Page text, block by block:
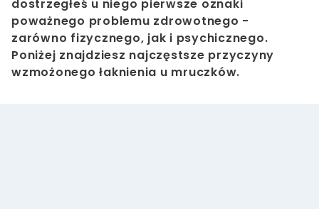
dostrzegłeś u niego pierwsze oznaki
poważnego problemu zdrowotnego -
zarówno fizycznego, jak i psychicznego.
Poniżej znajdziesz najczęstsze przyczyny
wzmożonego łaknienia u mruczków.